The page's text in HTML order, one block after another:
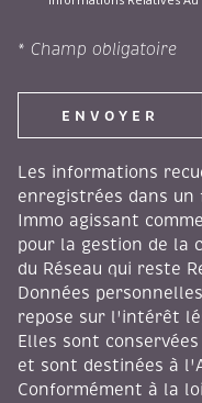
* Champ obligatoire
ENVOYER
Les informations
enregistrées dans
Immo agissant
pour la gestion de la
du Réseau qui reste
Données
repose sur l'intérêt
Elles sont
et sont destinées à
Conformément à la